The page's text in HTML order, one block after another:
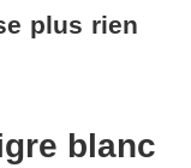
plus rien
blanc